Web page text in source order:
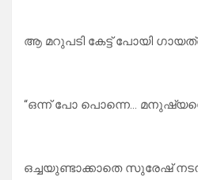
ആ മറുപടി കേട്ട് പോയി
“ഒന്ന് പോ പൊന്നെ… മനുഷ്യനെ
ഒച്ചയുണ്ടാക്കാതെ സുരേഷ്